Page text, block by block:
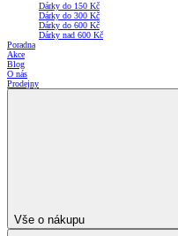
Dárky do 150 Kč
Dárky do 300 Kč
Dárky do 600 Kč
Dárky nad 600 Kč
Poradna
Akce
Blog
O nás
Prodejny
Vše o nákupu